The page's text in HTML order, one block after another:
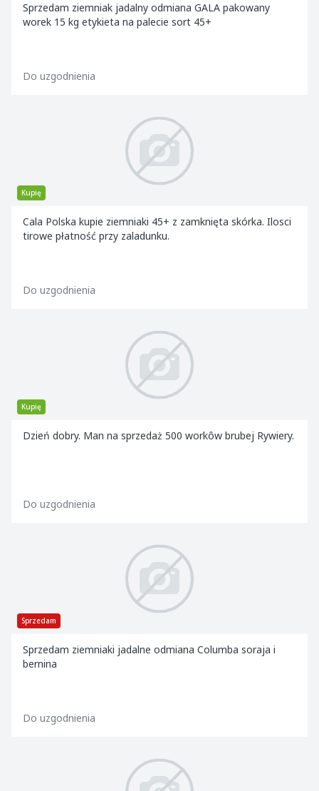
Sprzedam ziemniak jadalny odmiana GALA pakowany
worek 15 kg etykieta na palecie sort 45+
Do uzgodnienia
Kupię
Cala Polska kupie ziemniaki 45+ z zamknięta skórka. Ilosci
tirowe płatność przy zaladunku.
Do uzgodnienia
Kupię
Dzień dobry. Man na sprzedaż 500 workôw brubej Rywiery.
Do uzgodnienia
Sprzedam
Sprzedam ziemniaki jadalne odmiana Columba soraja i
bernina
Do uzgodnienia